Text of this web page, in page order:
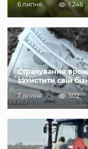
6 липня 1 246
Страхування
захистити свій
7 липня 502